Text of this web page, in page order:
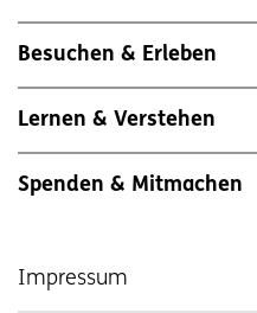
Besuchen & Erleben
Lernen & Verstehen
Spenden & Mitmachen
Impressum